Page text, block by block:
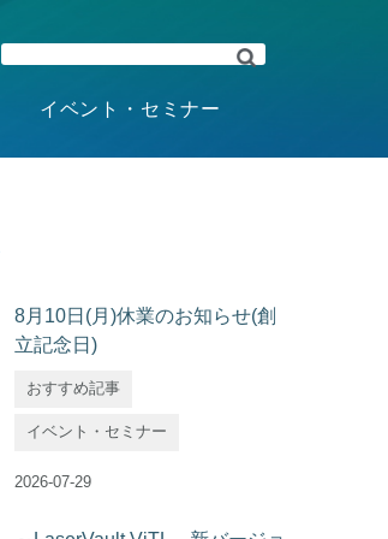
イベント・セミナー
8月10日(月)休業のお知らせ(創
立記念日)
おすすめ記事
イベント・セミナー
2026-07-29